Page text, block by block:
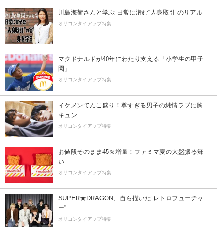
川島海荷さんと学ぶ 日常に潜む“人身取引”のリアル
オリコンタイアップ特集
マクドナルドが40年にわたり支える「小学生の甲子
園」
オリコンタイアップ特集
イケメンてんこ盛り！尊すぎる男子の純情ラブに胸
キュン
オリコンタイアップ特集
お値段そのまま45％増量！ファミマ夏の大盤振る舞
い
オリコンタイアップ特集
SUPER★DRAGON、自ら描いた”レトロフューチャ
ー”
オリコンタイアップ特集